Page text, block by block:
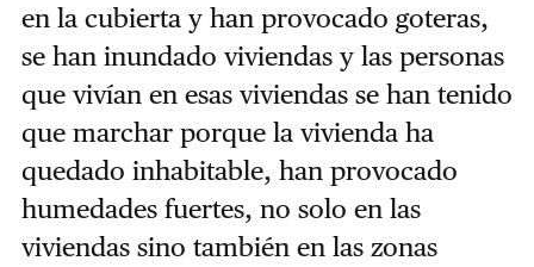
en la cubierta y han provocado goteras,
se han inundado viviendas y las personas
que vivían en esas viviendas se han tenido
que marchar porque la vivienda ha
quedado inhabitable, han provocado
humedades fuertes, no solo en las
viviendas sino también en las zonas